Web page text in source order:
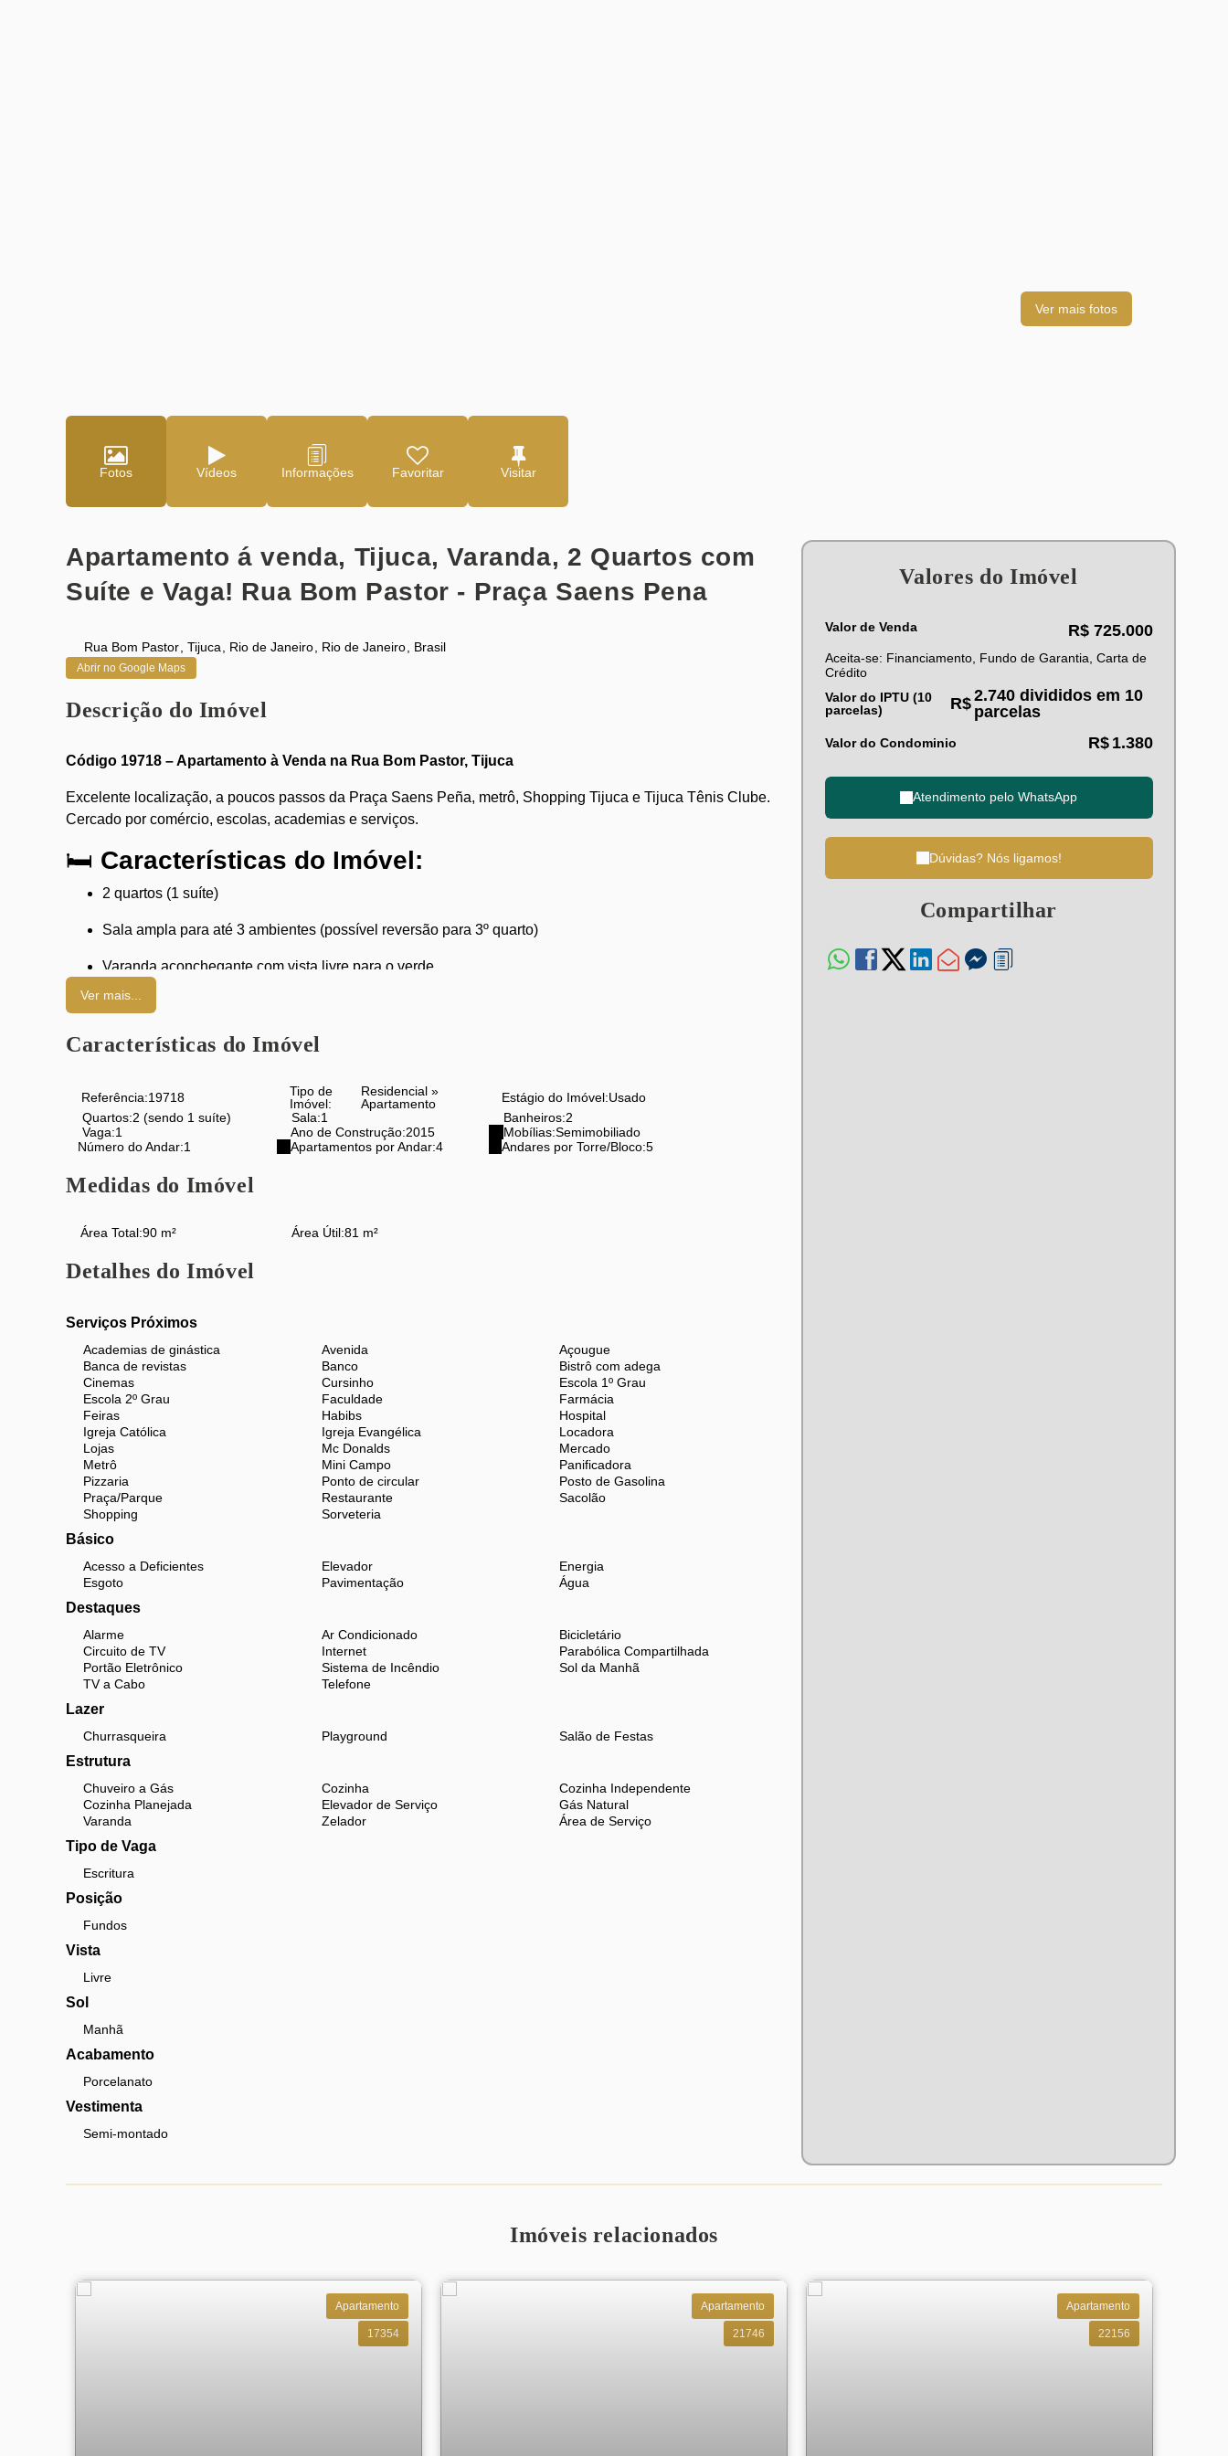
Fotos Vídeos Favoritar
Apartamento á venda, Tijuca, Varanda, 2 Quartos com
Suíte e Vaga! Rua Bom Pastor - Praça Saens Pena
Rua Bom Pastor Tijuca Rio de Janeiro Rio de Janeiro Brasil
Abrir no Google Maps
Descrição do Imóvel
Código 19718 – Apartamento à Venda na Rua Bom Pastor, Tijuca
Excelente localização, a poucos passos da Praça Saens Peña, metrô, Shopping Tijuca e Tijuca Tênis Clube.
Cercado por comércio, escolas, academias e serviços.
🛏️ Características do Imóvel:
2 quartos (1 suíte)
Sala ampla para até 3 ambientes (possível reversão para 3º quarto)
Varanda aconchegante com vista livre para o verde
Banheiro social moderno
Cozinha planejada integrada à área de serviço
Piso porcelanato em todos os cômodos
Excelente iluminação natural e ventilação
🏢Infraestrutura do Prédio:
Sistema de câmeras com acesso por aplicativo
Condomínio bem administrado e familiar
Uma oportunidade completa para quem busca conforto, praticidade e qualidade de vida na Tijuca!
Ver mais...
Características do Imóvel
Referência:19718
Tipo de
Imóvel:
Residencial »
Apartamento
Estágio do Imóvel:Usado
Quartos:2 (sendo 1 suíte) Sala:1 Banheiros:2
Vaga:1 Ano de Construção:2015 Mobílias:Semimobiliado
Número do Andar:1 Apartamentos por Andar:4 Andares por Torre/Bloco:5
Medidas do Imóvel
Área Total:90 m² Área Útil:81 m²
Detalhes do Imóvel
Serviços Próximos
Academias de ginástica Avenida
Açougue
Banca de revistas
Banco
Bistrô com adega
Cinemas
Cursinho
Escola 1º Grau
Escola 2º Grau
Faculdade
Farmácia
Feiras
Habibs
Hospital
Igreja Católica
Igreja Evangélica
Locadora
Lojas
Mc Donalds
Mercado
Metrô
Mini Campo
Panificadora
Pizzaria
Ponto de circular
Posto de Gasolina
Praça/Parque
Restaurante
Sacolão
Shopping
Sorveteria
Básico
Acesso a Deficientes Elevador
Energia
Esgoto
Pavimentação Água
Destaques
Alarme Ar Condicionado
Bicicletário
Circuito de TV
Internet
Parabólica Compartilhada
Portão Eletrônico
Sistema de Incêndio
Sol da Manhã
TV a Cabo
Telefone
Lazer
Churrasqueira Playground Salão de Festas
Estrutura
Chuveiro a Gás Cozinha
Cozinha Independente
Cozinha Planejada
Elevador de Serviço
Gás Natural
Varanda
Zelador Área de Serviço
Tipo de Vaga
Escritura
Posição
Fundos
Vista
Livre
Sol
Manhã
Acabamento
Porcelanato
Vestimenta
Semi-montado
Valores do Imóvel
R$725.000
Valor de Venda
Aceita-se: Financiamento, Fundo de Garantia, Carta de
Crédito
Valor do IPTU (10
parcelas)
R$2.740 divididos em 10
parcelas
Valor do Condominio R$ 1.380
Atendimento pelo WhatsApp
Dúvidas? Nós ligamos!
Compartilhar
Imóveis relacionados
Apartamento
17354
Apartamento
21746
Apartamento
22156